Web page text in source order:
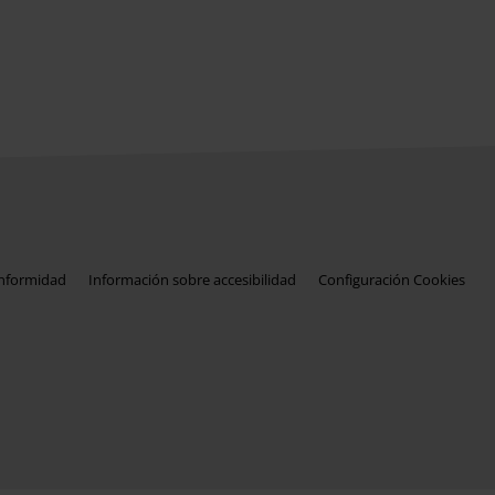
Información sobre accesibilidad Configuración Cookies